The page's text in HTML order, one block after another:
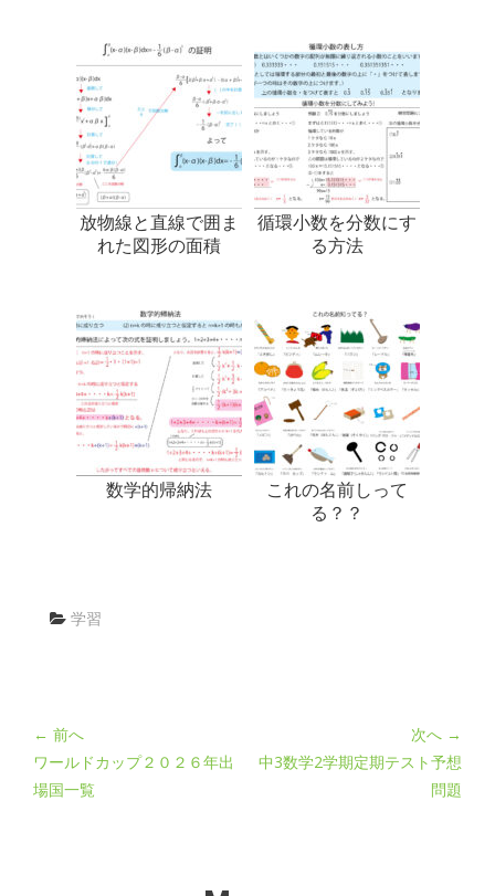
放物線と直線で囲ま
れた図形の面積
循環小数を分数にす
る方法
数学的帰納法
これの名前しって
る？？
学習
← 前へ
ワールドカップ２０２６年出
場国一覧
次へ →
中3数学2学期定期テスト予想
問題